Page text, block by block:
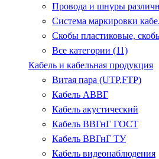
Провода и шнуры
Система маркировки
Скобы пластиковые,
Все категории (11)
Кабель и кабельная продукция
Витая пара (UTP,FTP)
Кабель АВВГ
Кабель акустический
Кабель ВВГнГ ГОСТ
Кабель ВВГнГ ТУ
Кабель видеонаблюдения